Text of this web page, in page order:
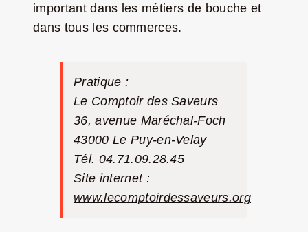
important dans les métiers de bouche et
dans tous les commerces.
Pratique :
Le Comptoir des Saveurs
36, avenue Maréchal-Foch
43000 Le Puy-en-Velay
Tél. 04.71.09.28.45
Site internet :
www.lecomptoirdessaveurs.org